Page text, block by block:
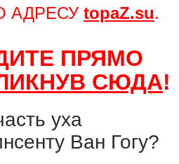
АДРЕСУ topaZ.su.
ПРЯМО
СЮДА!
уха
Ван Гогу?